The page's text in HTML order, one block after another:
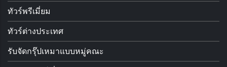
ทัวร์พรีเมี่ยม
ทัวร์ต่างประเทศ
รับจัดกรุ๊ปเหมาแบบหมู่คณะ